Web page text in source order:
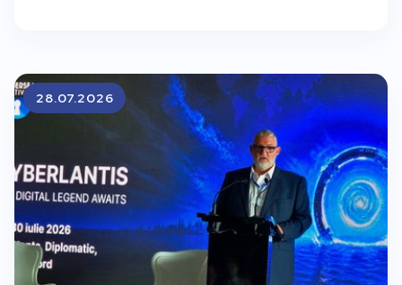
28.07.2026